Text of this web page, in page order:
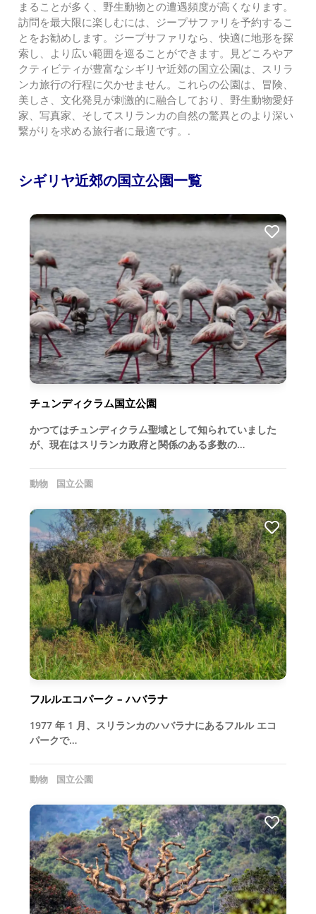
まることが多く、野生動物との遭遇頻度が高くなります。
訪問を最大限に楽しむには、ジープサファリを予約するこ
とをお勧めします。ジープサファリなら、快適に地形を探
索し、より広い範囲を巡ることができます。見どころやア
クティビティが豊富なシギリヤ近郊の国立公園は、スリラ
ンカ旅行の行程に欠かせません。これらの公園は、冒険、
美しさ、文化発見が刺激的に融合しており、野生動物愛好
家、写真家、そしてスリランカの自然の驚異とのより深い
繋がりを求める旅行者に最適です。.
シギリヤ近郊の国立公園一覧
チュンディクラム国立公園
かつてはチュンディクラム聖域として知られていました
が、現在はスリランカ政府と関係のある多数の…
動物 国立公園
フルルエコパーク – ハバラナ
1977 年 1 月、スリランカのハバラナにあるフルル エコ
パークで…
動物 国立公園